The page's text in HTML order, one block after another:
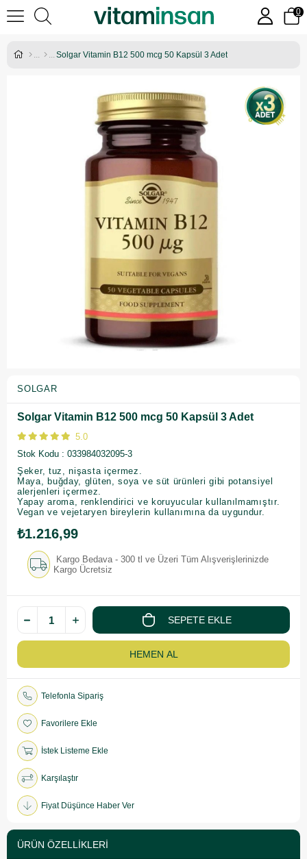
0
Solgar Vitamin B12 500 mcg 50 Kapsül 3 Adet
SOLGAR
Solgar Vitamin B12 500 mcg 50 Kapsül 3 Adet
5.0
Stok Kodu
033984032095-3
Şeker, tuz, nişasta içermez.
Maya, buğday, glüten, soya ve süt ürünleri gibi potansiyel
alerjenleri içermez.
Yapay aroma, renklendirici ve koruyucular kullanılmamıştır.
Vegan ve vejetaryen bireylerin kullanımına da uygundur.
₺1.216,99
Kargo Bedava - 300 tl ve Üzeri Tüm Alışverişlerinizde
Kargo Ücretsiz
Telefonla Sipariş
Favorilere Ekle
İstek Listeme Ekle
Karşılaştır
Fiyat Düşünce Haber Ver
ÜRÜN ÖZELLIKLERI